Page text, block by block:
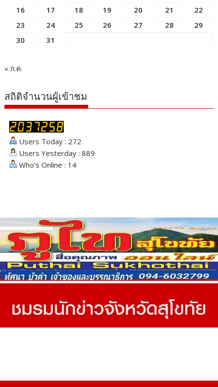
16
17 18 19 20 21
22
23
24 25 26 27 28
29
30
31
« ก.ค.
สถิติจำนวนผู้เข้าชม
Users Today : 272
Users Yesterday : 889
Who's Online : 14